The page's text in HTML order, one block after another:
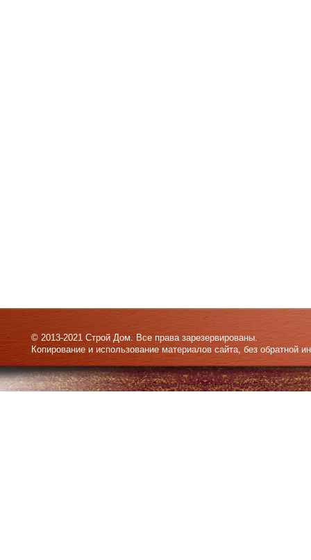
© 2013-2021 Строй Дом. Все права зарезервированы.
Копирование и использование материалов сайта, без обратной